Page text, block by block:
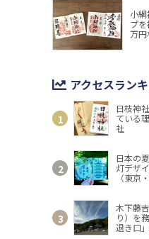
小
プ
万円
アクセスラン
日枝神
ている
社
日本の
灯デザ
（東京
木下藤
り）を
退き口